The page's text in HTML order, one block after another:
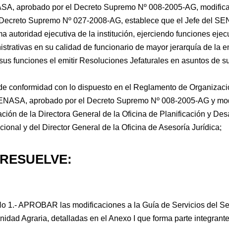
aprobado por el Decreto Supremo Nº 008-2005-AG,
Supremo Nº 027-2008-AG, establece que el Jefe del
autoridad ejecutiva de la institución, ejerciendo funciones
en su calidad de funcionario de mayor jerarquía de la
funciones el emitir Resoluciones Jefaturales en asuntos de
conformidad con lo dispuesto en el Reglamento de
aprobado por el Decreto Supremo Nº 008-2005-AG y
de la Directora General de la Oficina de Planificación y
y del Director General de la Oficina de Asesoría Jurídica;
1.- APROBAR las modificaciones a la Guía de Servicios del
Agraria, detalladas en el Anexo I que forma parte